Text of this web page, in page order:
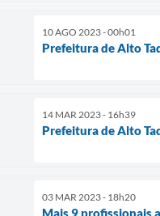
10 AGO 2023 - 00h01
Prefeitura de Alto
14 MAR 2023 - 16h39
Prefeitura de Alto
03 MAR 2023 - 18h20
Mais 9 profissionais